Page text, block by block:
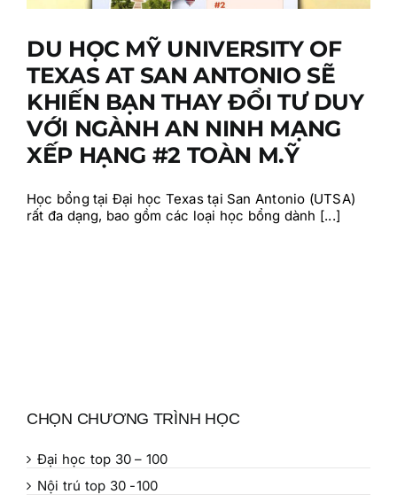
DU HỌC MỸ UNIVERSITY OF
TEXAS AT SAN ANTONIO SẼ
KHIẾN BẠN THAY ĐỔI TƯ DUY
VỚI NGÀNH AN NINH MẠNG
XẾP HẠNG #2 TOÀN M.Ỹ
Học bổng tại Đại học Texas tại San Antonio (UTSA)
rất đa dạng, bao gồm các loại học bổng dành [...]
CHỌN CHƯƠNG TRÌNH HỌC
Đại học top 30 – 100
Nội trú top 30 -100